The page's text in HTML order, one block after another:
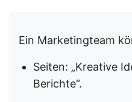
Ein Marketingteam
Seiten: „Kreative
Berichte“.